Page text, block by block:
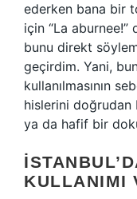
ederken bana bir
için “La aburnee!”
bunu direkt
geçirdim. Yani,
kullanılmasının
hislerini
ya da hafif bir
KULLANIMI